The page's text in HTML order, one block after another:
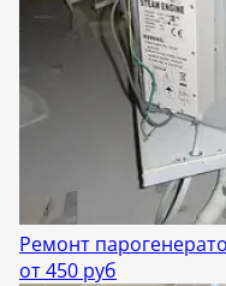
Ремонт
от 450 руб